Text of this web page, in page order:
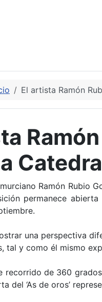
El artista Ramón
Ramón Rubio
permanece
una perspectiva
tal y como él mismo
recorrido de 360
del ‘As de oros’